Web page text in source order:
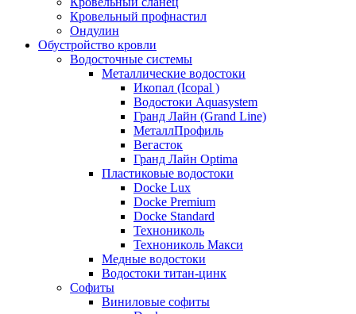
Кровельный профнастил
Ондулин
Обустройство кровли
Водосточные системы
Металлические водостоки
Икопал (Icopal )
Водостоки Aquasystem
Гранд Лайн (Grand Line)
МеталлПрофиль
Вегасток
Гранд Лайн Optima
Пластиковые водостоки
Docke Lux
Docke Premium
Docke Standard
Технониколь
Технониколь Макси
Медные водостоки
Водостоки титан-цинк
Софиты
Виниловые софиты